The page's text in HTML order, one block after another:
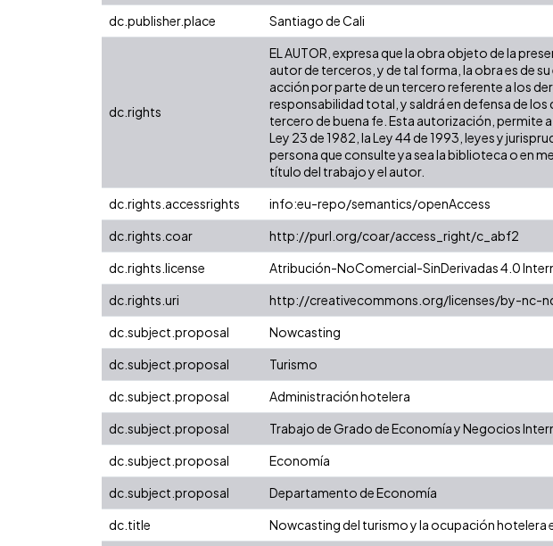
dc.publisher.place
Santiago de Cali
dc.rights
EL AUTOR, expresa que la obra objeto de la
autor de terceros, y de tal forma, la obra es de
acción por parte de un tercero referente a los
responsabilidad total, y saldrá en defensa de
tercero de buena fe. Esta autorización, permite
Ley 23 de 1982, la Ley 44 de 1993, leyes y
persona que consulte ya sea la biblioteca o en
título del trabajo y el autor.
dc.rights.accessrights
info:eu-repo/semantics/openAccess
dc.rights.coar
http://purl.org/coar/access_right/c_abf2
dc.rights.license
Atribución-NoComercial-SinDerivadas 4.0
dc.rights.uri
http://creativecommons.org/licenses/by-nc-
dc.subject.proposal
Nowcasting
dc.subject.proposal
Turismo
dc.subject.proposal
Administración hotelera
dc.subject.proposal
Trabajo de Grado de Economía y Negocios
dc.subject.proposal
Economía
dc.subject.proposal
Departamento de Economía
dc.title
Nowcasting del turismo y la ocupación